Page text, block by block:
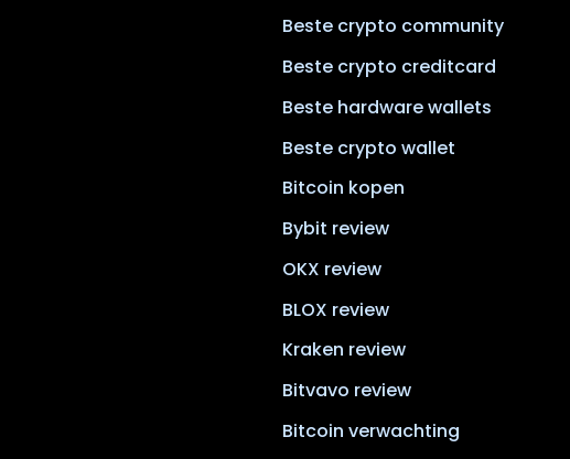
Beste crypto community
Beste crypto creditcard
Beste hardware wallets
Beste crypto wallet
Bitcoin kopen
Bybit review
OKX review
BLOX review
Kraken review
Bitvavo review
Bitcoin verwachting